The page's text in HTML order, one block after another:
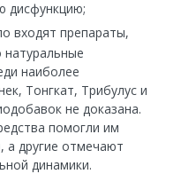
дисфункцию;
входят препараты,
наиболее
Тонгкат, Трибулус и
не доказана.
помогли им
а другие отмечают
динамики.